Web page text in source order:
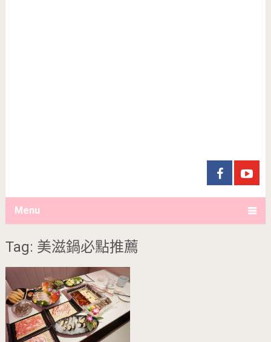
Menu
Tag: 美滋鍋必點推薦